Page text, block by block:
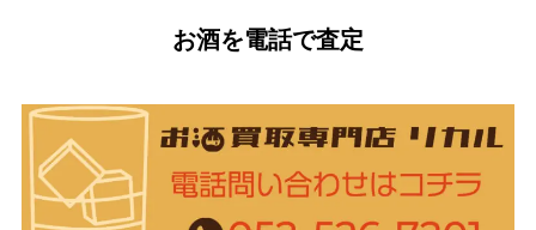
お酒を電話で査定